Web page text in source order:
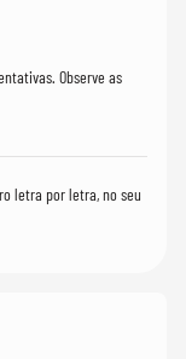
Observe as
letra por letra, no seu